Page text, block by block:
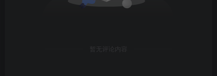
暂无评论内容